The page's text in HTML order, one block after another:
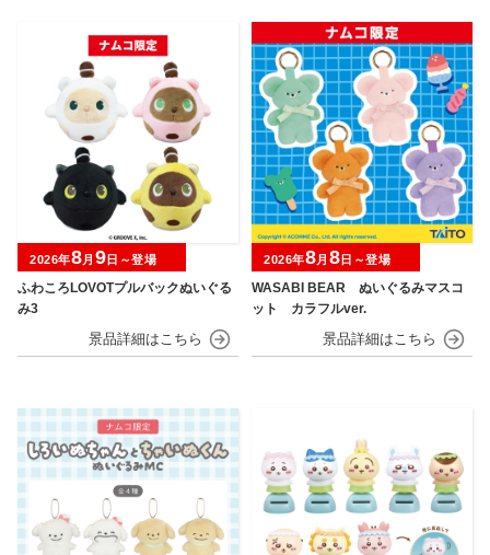
ふわころLOVOTプルバックぬいぐる
み3
2026年8月 9日～登場
WASABI BEAR ぬいぐるみマスコ
ット カラフルver.
2026年8月 8日～登場